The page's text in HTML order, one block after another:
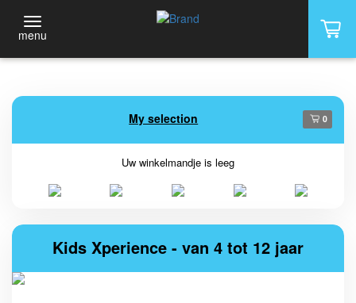
menu
My selection 0
Uw winkelmandje is leeg
Kids Xperience - van 4 tot 12 jaar